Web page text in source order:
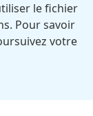
le fichier
Pour savoir
votre